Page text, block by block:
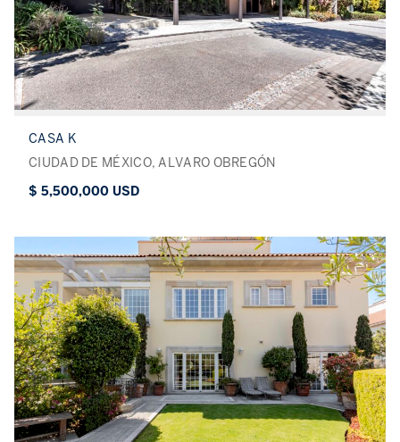
CASA K
CIUDAD DE MÉXICO, ALVARO OBREGÓN
$ 5,500,000 USD